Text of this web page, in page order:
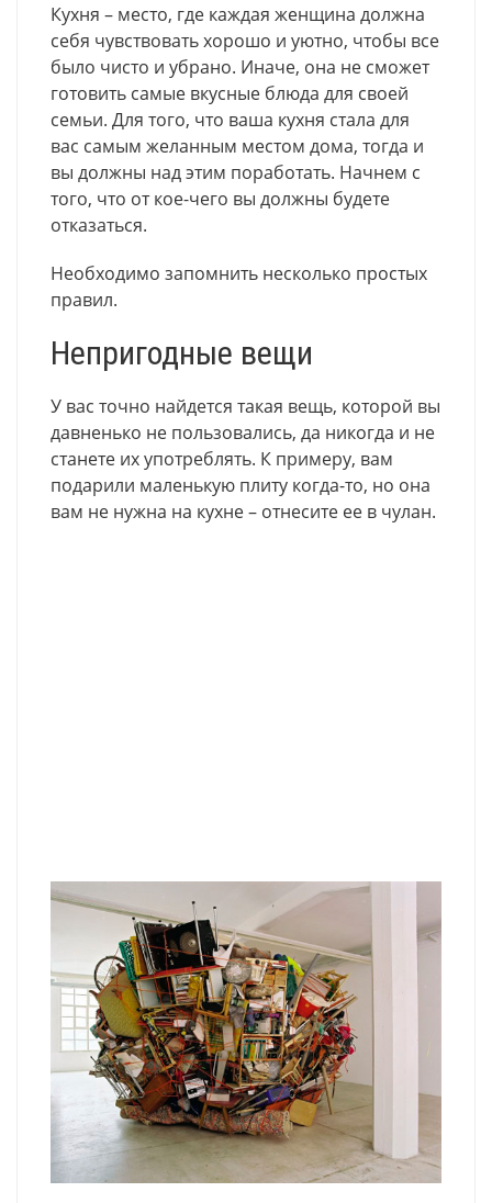
Кухня – место, где каждая женщина должна
себя чувствовать хорошо и уютно, чтобы все
было чисто и убрано. Иначе, она не сможет
готовить самые вкусные блюда для своей
семьи. Для того, что ваша кухня стала для
вас самым желанным местом дома, тогда и
вы должны над этим поработать. Начнем с
того, что от кое-чего вы должны будете
отказаться.
Необходимо запомнить несколько простых
правил.
Непригодные вещи
У вас точно найдется такая вещь, которой вы
давненько не пользовались, да никогда и не
станете их употреблять. К примеру, вам
подарили маленькую плиту когда-то, но она
вам не нужна на кухне – отнесите ее в чулан.